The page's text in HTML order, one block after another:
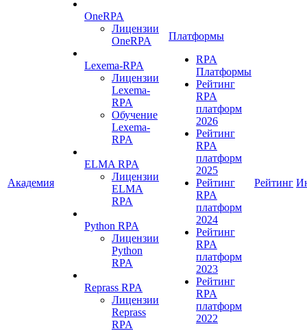
Академия
OneRPA
Лицензии
OneRPA
Lexema-RPA
Лицензии
Lexema-
RPA
Обучение
Lexema-
RPA
ELMA RPA
Лицензии
ELMA
RPA
Python RPA
Лицензии
Python
RPA
Reprass RPA
Лицензии
Reprass
RPA
Платформы
RPA
Платформы
Рейтинг
RPA
платформ
2026
Рейтинг
RPA
платформ
2025
Рейтинг
RPA
платформ
2024
Рейтинг
RPA
платформ
2023
Рейтинг
RPA
платформ
2022
Рейтинг